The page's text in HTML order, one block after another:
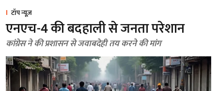
टॉप न्यूज़
एनएच-4 की बदहाली से जनता परेशान
कांग्रेस ने की प्रशासन से जवाबदेही तय करने की मांग